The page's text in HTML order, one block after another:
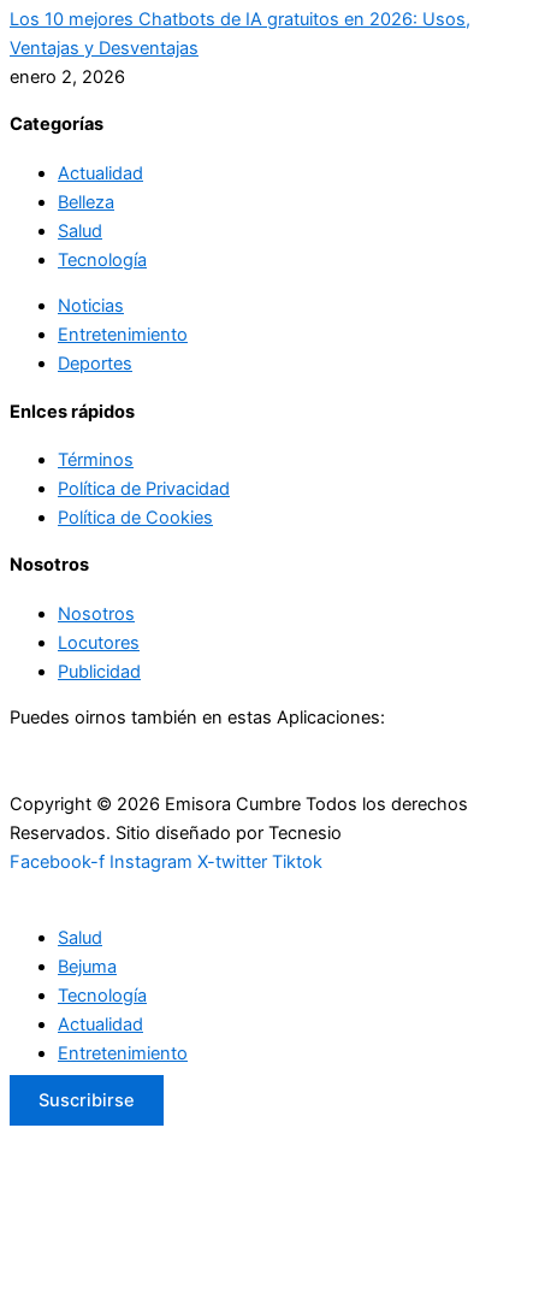
Los 10 mejores Chatbots de IA gratuitos en 2026: Usos,
Ventajas y Desventajas
enero 2, 2026
Categorías
Actualidad
Belleza
Salud
Tecnología
Noticias
Entretenimiento
Deportes
Enlces rápidos
Términos
Política de Privacidad
Política de Cookies
Nosotros
Nosotros
Locutores
Publicidad
Puedes oirnos también en estas Aplicaciones:
Copyright © 2026 Emisora Cumbre Todos los derechos
Reservados. Sitio diseñado por Tecnesio
Facebook-f Instagram X-twitter Tiktok
Salud
Bejuma
Tecnología
Actualidad
Entretenimiento
Suscribirse